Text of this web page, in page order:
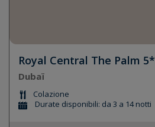
Royal Central The Palm 5*
Dubaï
Colazione
Durate disponibili: da 3 a 14 notti